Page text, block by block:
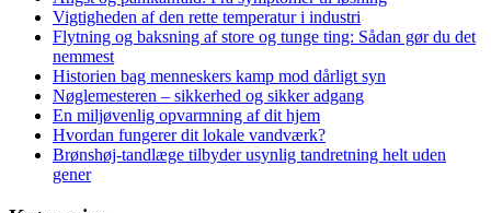
Vigtigheden af den rette temperatur i industri
Flytning og baksning af store og tunge ting: Sådan gør du det
nemmest
Historien bag menneskers kamp mod dårligt syn
Nøglemesteren – sikkerhed og sikker adgang
En miljøvenlig opvarmning af dit hjem
Hvordan fungerer dit lokale vandværk?
Brønshøj-tandlæge tilbyder usynlig tandretning helt uden
gener